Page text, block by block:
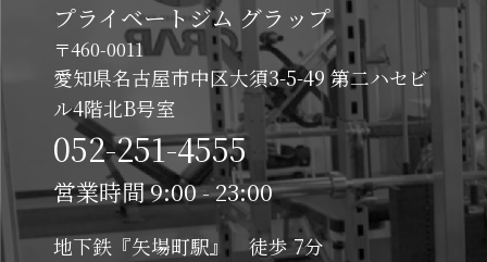
プライベートジム グラップ
〒460-0011
愛知県名古屋市中区大須3-5-49 第二ハセビ
ル4階北B号室
052-251-4555
営業時間 9:00 - 23:00
地下鉄『矢場町駅』 徒歩 7分